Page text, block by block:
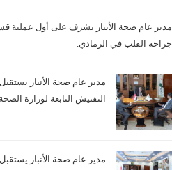
مدير عام صحة الأنبار يشرف على أول عملية
جراحة القلب في الرمادي.
مدير عام صحة الأنبار
التفتيش التابعة لوزارة
مدير عام صحة الأنبار